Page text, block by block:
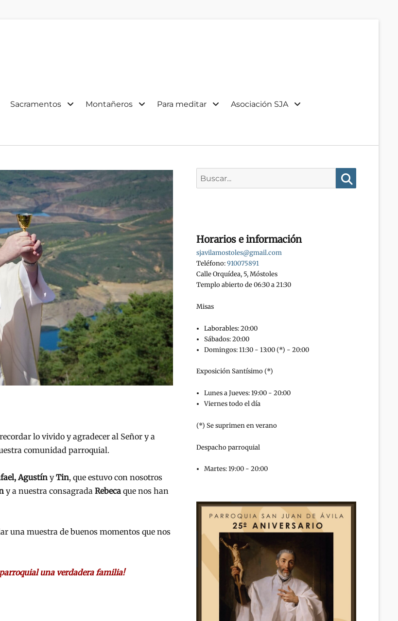
Sacramentos Montañeros Para meditar Asociación SJA
lo vivido y agradecer al Señor y a
comunidad parroquial.
AgustínyTin, que estuvo con nosotros
y a nuestra consagrada Rebeca que nos han
una muestra de buenos momentos que nos
una verdadera familia!
Horarios e información
sjavilamostoles@gmail.com
Teléfono:910075891
Calle Orquídea, 5, Móstoles
Templo abierto de 06:30 a 21:30
Misas
Laborables: 20:00
Sábados: 20:00
Domingos: 11:30 - 13:00 (*) - 20:00
Exposición Santísimo (*)
Lunes a Jueves: 19:00 - 20:00
Viernes todo el día
(*) Se suprimen en verano
Despacho parroquial
Martes: 19:00 - 20:00